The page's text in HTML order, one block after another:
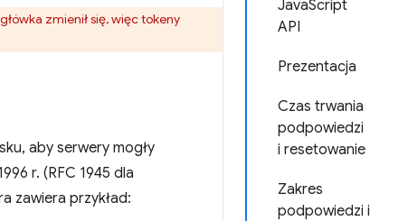
JavaScript
API
Prezentacja
Czas trwania
podpowiedzi
i resetowanie
Zakres
podpowiedzi i
zmienił się, więc tokeny
aby serwery mogły
r. (RFC 1945 dla
zawiera przykład: